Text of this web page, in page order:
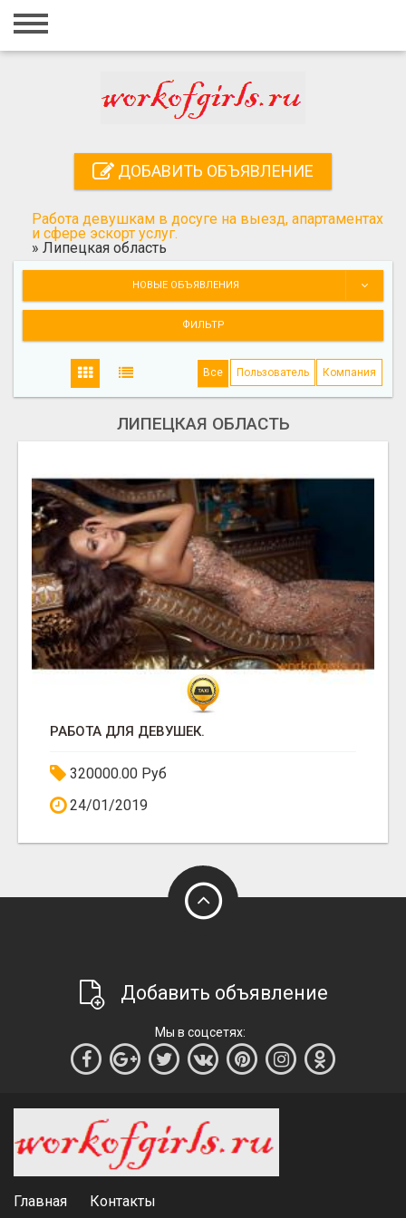
Главная
Регистрация
Добавить объявление
Поиск
ДОБАВИТЬ ОБЪЯВЛЕНИЕ
Работа девушкам в досуге на выезд, апартаментах
и сфере эскорт услуг.
» Липецкая область
НОВЫЕ ОБЪЯВЛЕНИЯ
ФИЛЬТР
Все Пользователь Компания
ЛИПЕЦКАЯ ОБЛАСТЬ
РАБОТА ДЛЯ ДЕВУШЕК.
320000.00 Руб
24/01/2019
Добавить объявление
Мы в соцсетях:
Главная Контакты